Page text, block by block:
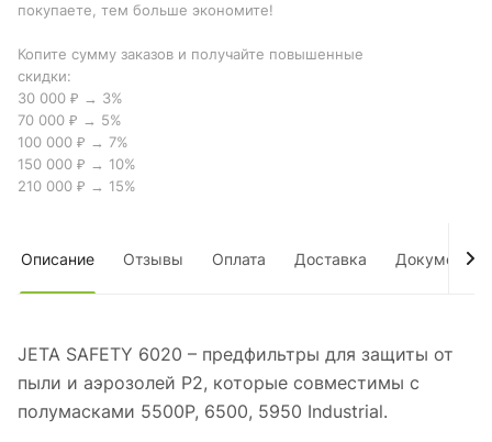
покупаете, тем больше экономите!
Копите сумму заказов и получайте повышенные
скидки:
30 000 ₽ → 3%
70 000 ₽ → 5%
100 000 ₽ → 7%
150 000 ₽ → 10%
210 000 ₽ → 15%
Описание Отзывы Оплата Доставка Документы
JETA SAFETY 6020 – предфильтры для защиты от
пыли и аэрозолей P2, которые совместимы с
полумасками 5500P, 6500, 5950 Industrial.